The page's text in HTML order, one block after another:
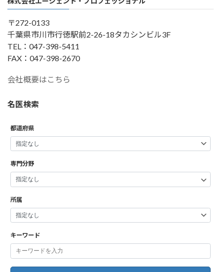
〒272-0133
千葉県市川市行徳駅前2-26-18タカシンビル3F
TEL：047-398-5411
FAX：047-398-2670
会社概要はこちら
名医検索
都道府県
専門分野
所属
キーワード